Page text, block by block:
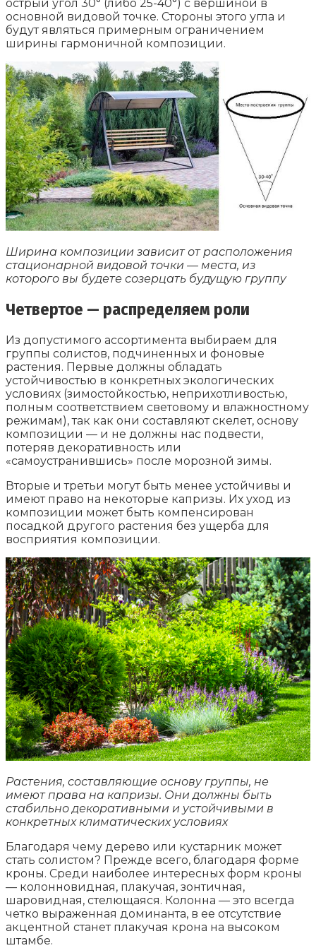
острый угол 30° (либо 25-40°) с вершиной в
основной видовой точке. Стороны этого угла и
будут являться примерным ограничением
ширины гармоничной композиции.
Ширина композиции зависит от расположения
стационарной видовой точки — места, из
которого вы будете созерцать будущую группу
Четвертое — распределяем роли
Из допустимого ассортимента выбираем для
группы солистов, подчиненных и фоновые
растения. Первые должны обладать
устойчивостью в конкретных экологических
условиях (зимостойкостью, неприхотливостью,
полным соответствием световому и влажностному
режимам), так как они составляют скелет, основу
композиции — и не должны нас подвести,
потеряв декоративность или
«самоустранившись» после морозной зимы.
Вторые и третьи могут быть менее устойчивы и
имеют право на некоторые капризы. Их уход из
композиции может быть компенсирован
посадкой другого растения без ущерба для
восприятия композиции.
Растения, составляющие основу группы, не
имеют права на капризы. Они должны быть
стабильно декоративными и устойчивыми в
конкретных климатических условиях
Благодаря чему дерево или кустарник может
стать солистом? Прежде всего, благодаря форме
кроны. Среди наиболее интересных форм кроны
— колонновидная, плакучая, зонтичная,
шаровидная, стелющаяся. Колонна — это всегда
четко выраженная доминанта, в ее отсутствие
акцентной станет плакучая крона на высоком
штамбе.